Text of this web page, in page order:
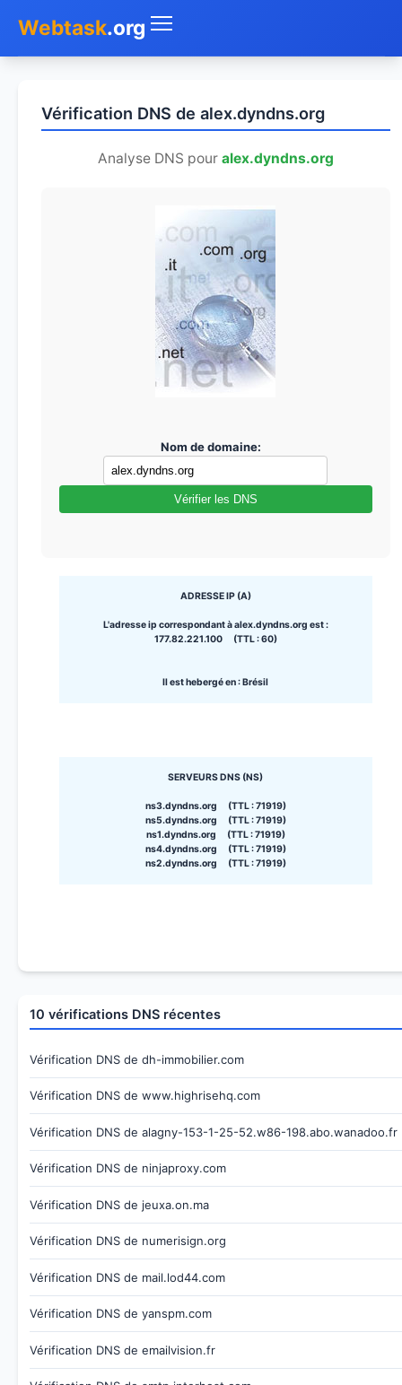
Webtask.org
Whois
Vérification DNS de alex.dyndns.org
Analyse DNS pour alex.dyndns.org
Nom de domaine:
Vérifier les DNS
ADRESSE IP (A)
L'adresse ip correspondant à alex.dyndns.org est :
177.82.221.100 (TTL : 60)
Il est hebergé en : Brésil
SERVEURS DNS (NS)
ns3.dyndns.org (TTL : 71919)
ns5.dyndns.org (TTL : 71919)
ns1.dyndns.org (TTL : 71919)
ns4.dyndns.org (TTL : 71919)
ns2.dyndns.org (TTL : 71919)
10 vérifications DNS récentes
Vérification DNS de dh-immobilier.com
Vérification DNS de www.highrisehq.com
Vérification DNS de alagny-153-1-25-52.w86-198.abo.wanadoo.fr
Vérification DNS de ninjaproxy.com
Vérification DNS de jeuxa.on.ma
Vérification DNS de numerisign.org
Vérification DNS de mail.lod44.com
Vérification DNS de yanspm.com
Vérification DNS de emailvision.fr